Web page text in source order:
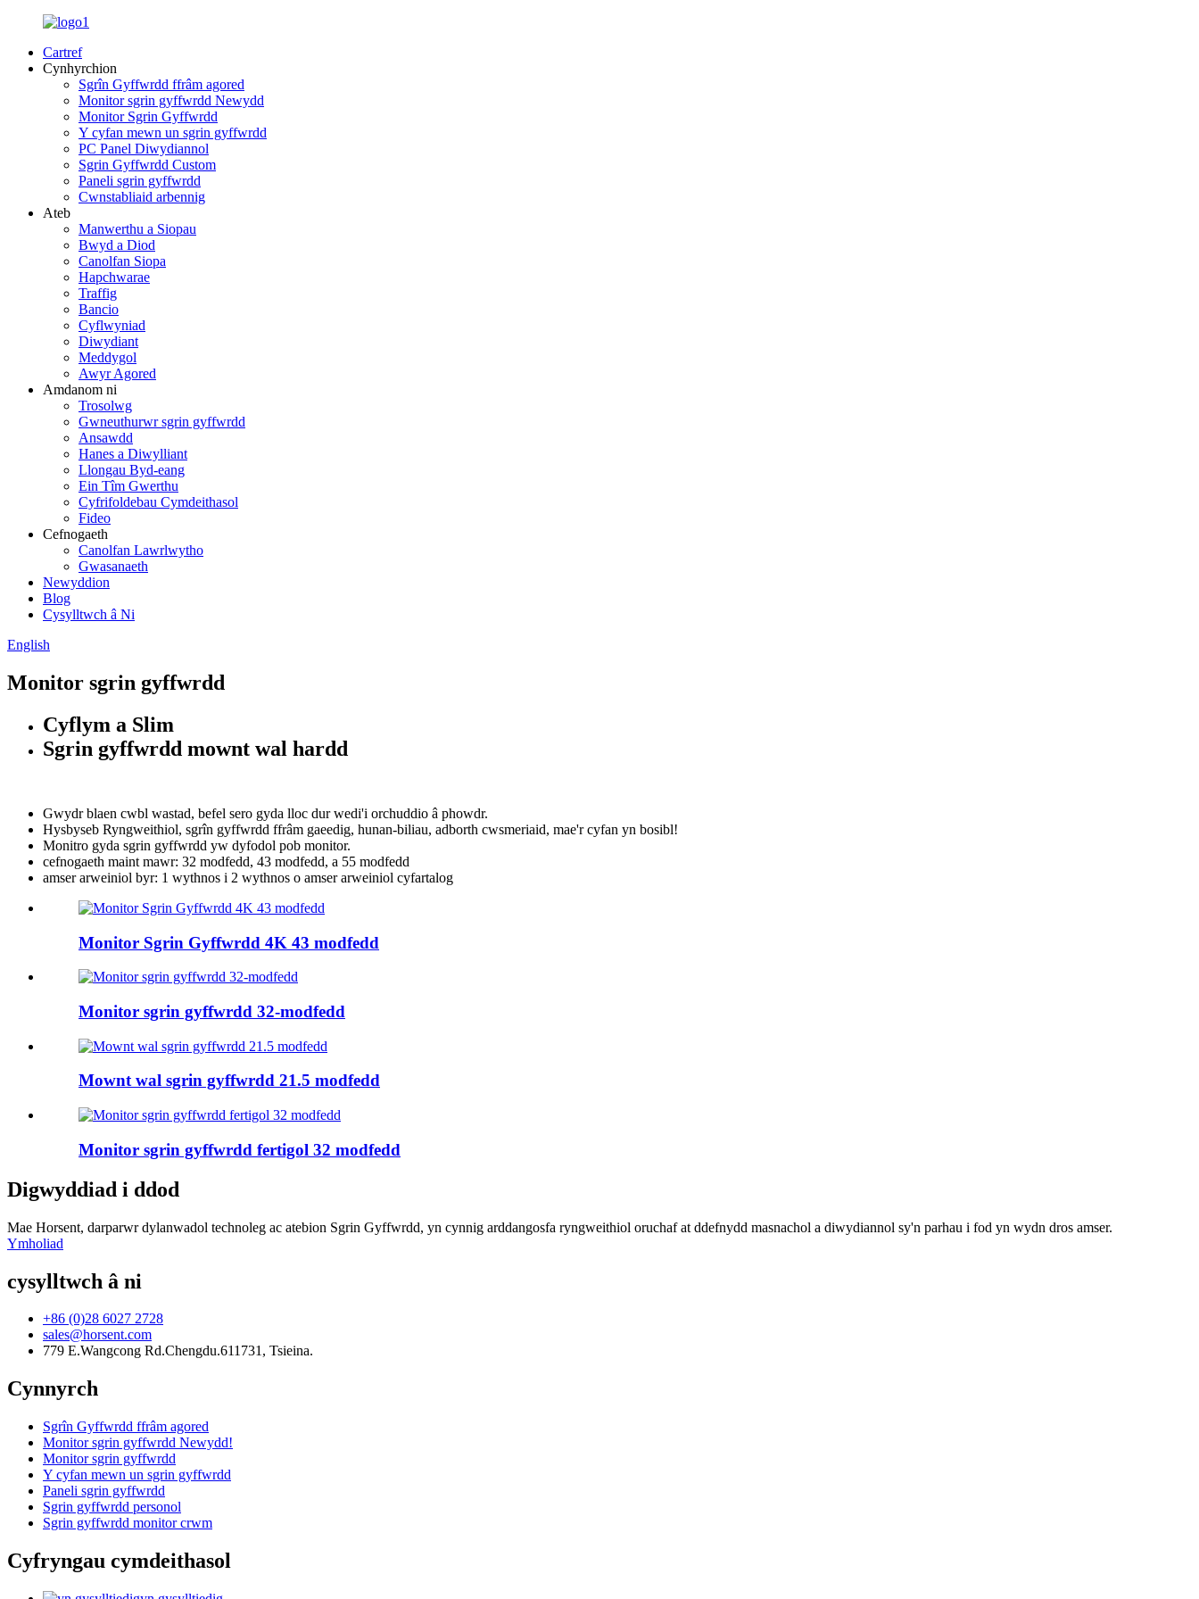
Cartref
Cynhyrchion
Sgrîn Gyffwrdd ffrâm agored
Monitor sgrin gyffwrdd Newydd
Monitor Sgrin Gyffwrdd
Y cyfan mewn un sgrin gyffwrdd
PC Panel Diwydiannol
Sgrin Gyffwrdd Custom
Paneli sgrin gyffwrdd
Cwnstabliaid arbennig
Ateb
Manwerthu a Siopau
Bwyd a Diod
Canolfan Siopa
Hapchwarae
Traffig
Bancio
Cyflwyniad
Diwydiant
Meddygol
Awyr Agored
Amdanom ni
Trosolwg
Gwneuthurwr sgrin gyffwrdd
Ansawdd
Hanes a Diwylliant
Llongau Byd-eang
Ein Tîm Gwerthu
Cyfrifoldebau Cymdeithasol
Fideo
Cefnogaeth
Canolfan Lawrlwytho
Gwasanaeth
Newyddion
Blog
Cysylltwch â Ni
English
Monitor sgrin gyffwrdd
Cyflym a Slim
Sgrin gyffwrdd mownt wal hardd
Gwydr blaen cwbl wastad, befel sero gyda lloc dur wedi'i orchuddio â phowdr.
Hysbyseb Ryngweithiol, sgrîn gyffwrdd ffrâm gaeedig, hunan-biliau, adborth cwsmeriaid, mae'r cyfan yn bosibl!
Monitro gyda sgrin gyffwrdd yw dyfodol pob monitor.
cefnogaeth maint mawr: 32 modfedd, 43 modfedd, a 55 modfedd
amser arweiniol byr: 1 wythnos i 2 wythnos o amser arweiniol cyfartalog
Monitor Sgrin Gyffwrdd 4K 43 modfedd
Monitor sgrin gyffwrdd 32-modfedd
Mownt wal sgrin gyffwrdd 21.5 modfedd
Monitor sgrin gyffwrdd fertigol 32 modfedd
Digwyddiad i ddod
Mae Horsent, darparwr dylanwadol technoleg ac atebion Sgrin Gyffwrdd, yn cynnig arddangosfa ryngweithiol oruchaf at ddefnydd masnachol a diwydiannol sy'n parhau i fod yn wydn dros amser.
Ymholiad
cysylltwch â ni
+86 (0)28 6027 2728
sales@horsent.com
779 E.Wangcong Rd.Chengdu.611731, Tsieina.
Cynnyrch
Sgrîn Gyffwrdd ffrâm agored
Monitor sgrin gyffwrdd Newydd!
Monitor sgrin gyffwrdd
Y cyfan mewn un sgrin gyffwrdd
Paneli sgrin gyffwrdd
Sgrin gyffwrdd personol
Sgrin gyffwrdd monitor crwm
Cyfryngau cymdeithasol